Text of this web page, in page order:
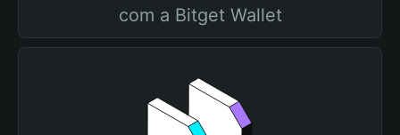
com a Bitget Wallet